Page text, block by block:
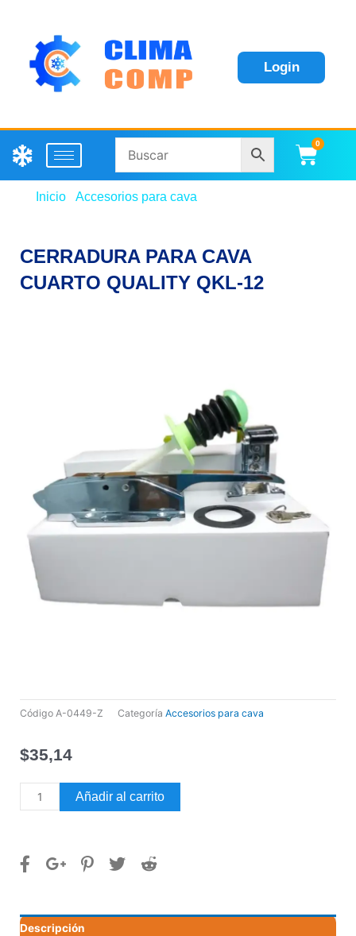
Login
0
Inicio Accesorios para cava
CERRADURA PARA CAVA
CUARTO QUALITY QKL-12
Código A-0449-Z Categoría Accesorios para cava
$35,14
CERRADURA
PARA
QUALITY
cantidad
Añadir al carrito
Descripción